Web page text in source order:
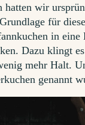
wir
für
in
Dazu klingt
mehr Halt.
genannt